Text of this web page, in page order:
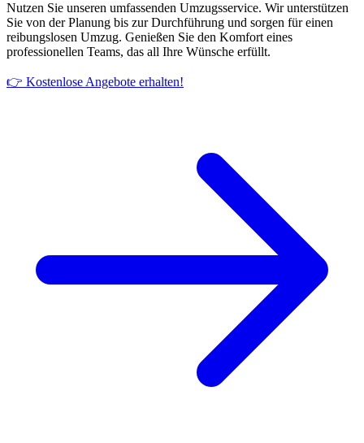
Nutzen Sie unseren umfassenden Umzugsservice. Wir unterstützen
Sie von der Planung bis zur Durchführung und sorgen für einen
reibungslosen Umzug. Genießen Sie den Komfort eines
professionellen Teams, das all Ihre Wünsche erfüllt.
👉 Kostenlose Angebote erhalten!